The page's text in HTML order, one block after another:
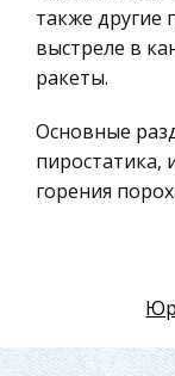
Геология
Религия
также другие
выстреле в
ракеты.
Основные
пиростатика,
горения
ними,